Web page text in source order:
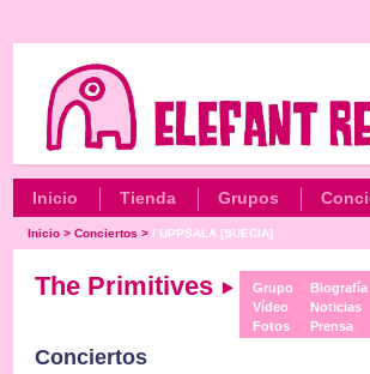
Inicio Tienda Grupos
Inicio >Conciertos >/ UPPSALA [SUECIA]
The Primitives
Grupo
Vídeo
Fotos
Biografía
Noticias
Prensa
Conciertos